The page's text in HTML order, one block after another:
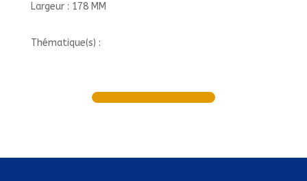
Largeur : 178 MM
Thématique(s) :